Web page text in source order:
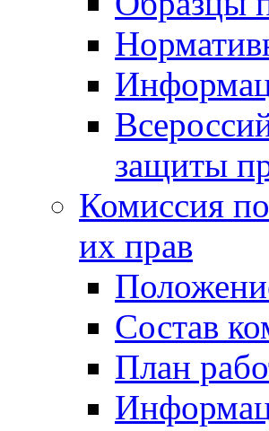
защиты
Комиссия
их прав
Состав
План